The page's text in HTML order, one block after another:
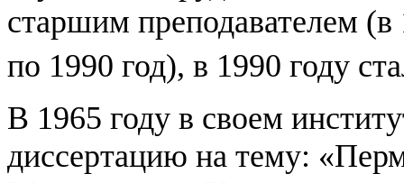
старшим преподавателем
по 1990 год), в 1990 году
В 1965 году в своем
диссертацию на тему: